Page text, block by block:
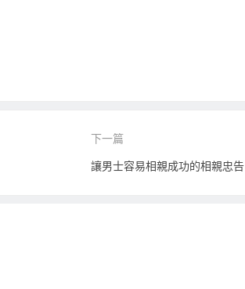
下一篇
讓男士容易相親成功的相親忠告